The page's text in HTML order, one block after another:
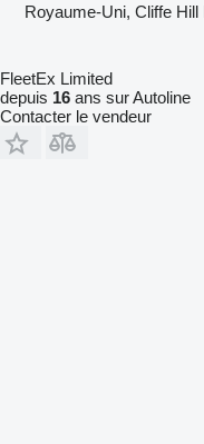
Royaume-Uni, Cliffe
FleetEx Limited
depuis 16 ans sur Autoline
Contacter le vendeur